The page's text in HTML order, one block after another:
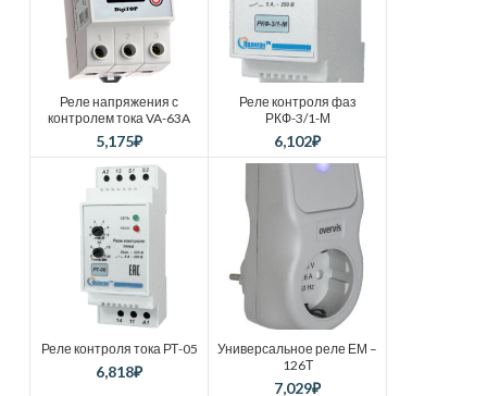
Реле напряжения с
контролем тока VA-63A
5,175₽
Реле контроля фаз
РКФ-3/1-М
6,102₽
Реле контроля тока РТ-05
6,818₽
Универсальное реле ЕМ –
126Т
7,029₽